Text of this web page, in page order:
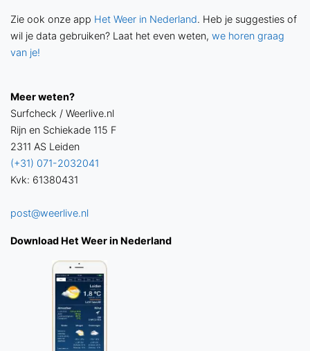
Zie ook onze app Het Weer in Nederland. Heb je suggesties of
wil je data gebruiken? Laat het even weten, we horen graag
van je!
Meer weten?
Surfcheck / Weerlive.nl
Rijn en Schiekade 115 F
2311 AS Leiden
(+31) 071-2032041
Kvk: 61380431
post@weerlive.nl
Download Het Weer in Nederland